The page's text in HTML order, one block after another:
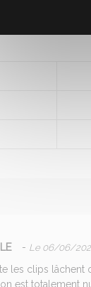
- Le 06/06/
les clips
est totalement